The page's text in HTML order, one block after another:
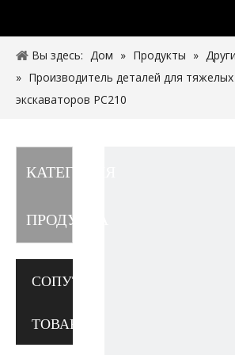
Вы здесь: Дом » Продукты »
» Производитель деталей для
экскаваторов PC210
КАТЕГОРИЯ
ПРОДУКТА
СОПУТСТВУЮЩИЕ
ТОВАРЫ